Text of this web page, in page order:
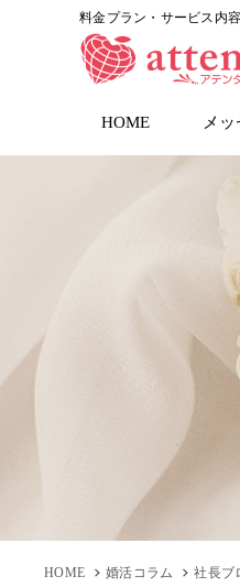
料金プラン・サービス内
HOME メ
HOME 婚活コラム 社長ブ